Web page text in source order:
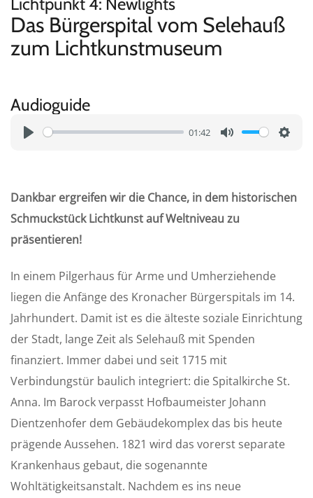
Das Bürgerspital vom Selehauß
zum Lichtkunstmuseum
Audioguide
y
01:42
e
t
Dankbar ergreifen wir die Chance, in dem historischen
Schmuckstück Lichtkunst auf Weltniveau zu
präsentieren!
In einem Pilgerhaus für Arme und Umherziehende
liegen die Anfänge des Kronacher Bürgerspitals im 14.
Jahrhundert. Damit ist es die älteste soziale Einrichtung
der Stadt, lange Zeit als Selehauß mit Spenden
finanziert. Immer dabei und seit 1715 mit
Verbindungstür baulich integriert: die Spitalkirche St.
Anna. Im Barock verpasst Hofbaumeister Johann
Dientzenhofer dem Gebäudekomplex das bis heute
prägende Aussehen. 1821 wird das vorerst separate
Krankenhaus gebaut, die sogenannte
Wohltätigkeitsanstalt. Nachdem es ins neue